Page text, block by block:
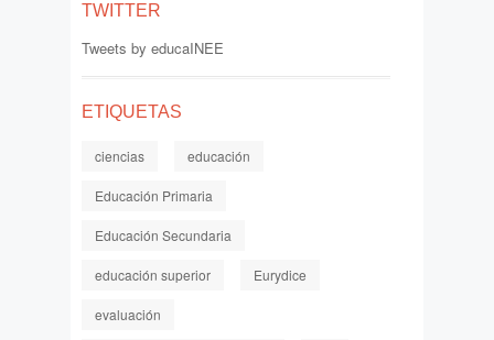
TWITTER
Tweets by educaINEE
ETIQUETAS
ciencias educación
Educación Primaria
Educación Secundaria
educación superior Eurydice
evaluación